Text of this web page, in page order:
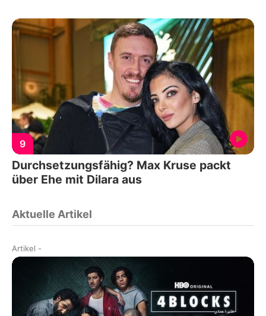
9
Durchsetzungsfähig? Max Kruse packt
über Ehe mit Dilara aus
Aktuelle Artikel
Artikel -